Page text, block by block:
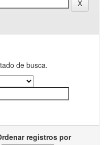
de busca.
registros por